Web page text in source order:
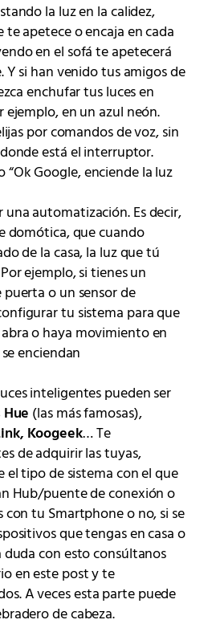
la luz en la calidez,
apetece o encaja en cada
en el sofá te apetecerá
Y si han venido tus amigos de
enchufar tus luces en
ejemplo, en un azul neón.
por comandos de voz, sin
está el interruptor.
Google, enciende la luz
una automatización. Es decir,
domótica, que cuando
de la casa, la luz que tú
ejemplo, si tienes un
o un sensor de
tu sistema para que
o haya movimiento en
enciendan
inteligentes pueden ser
(las más famosas),
Koogeek… Te
de adquirir las tuyas,
el tipo de sistema con el que
Hub/puente de conexión o
con tu Smartphone o no, si se
que tengas en casa o
con esto consúltanos
en este post y te
A veces esta parte puede
de cabeza.